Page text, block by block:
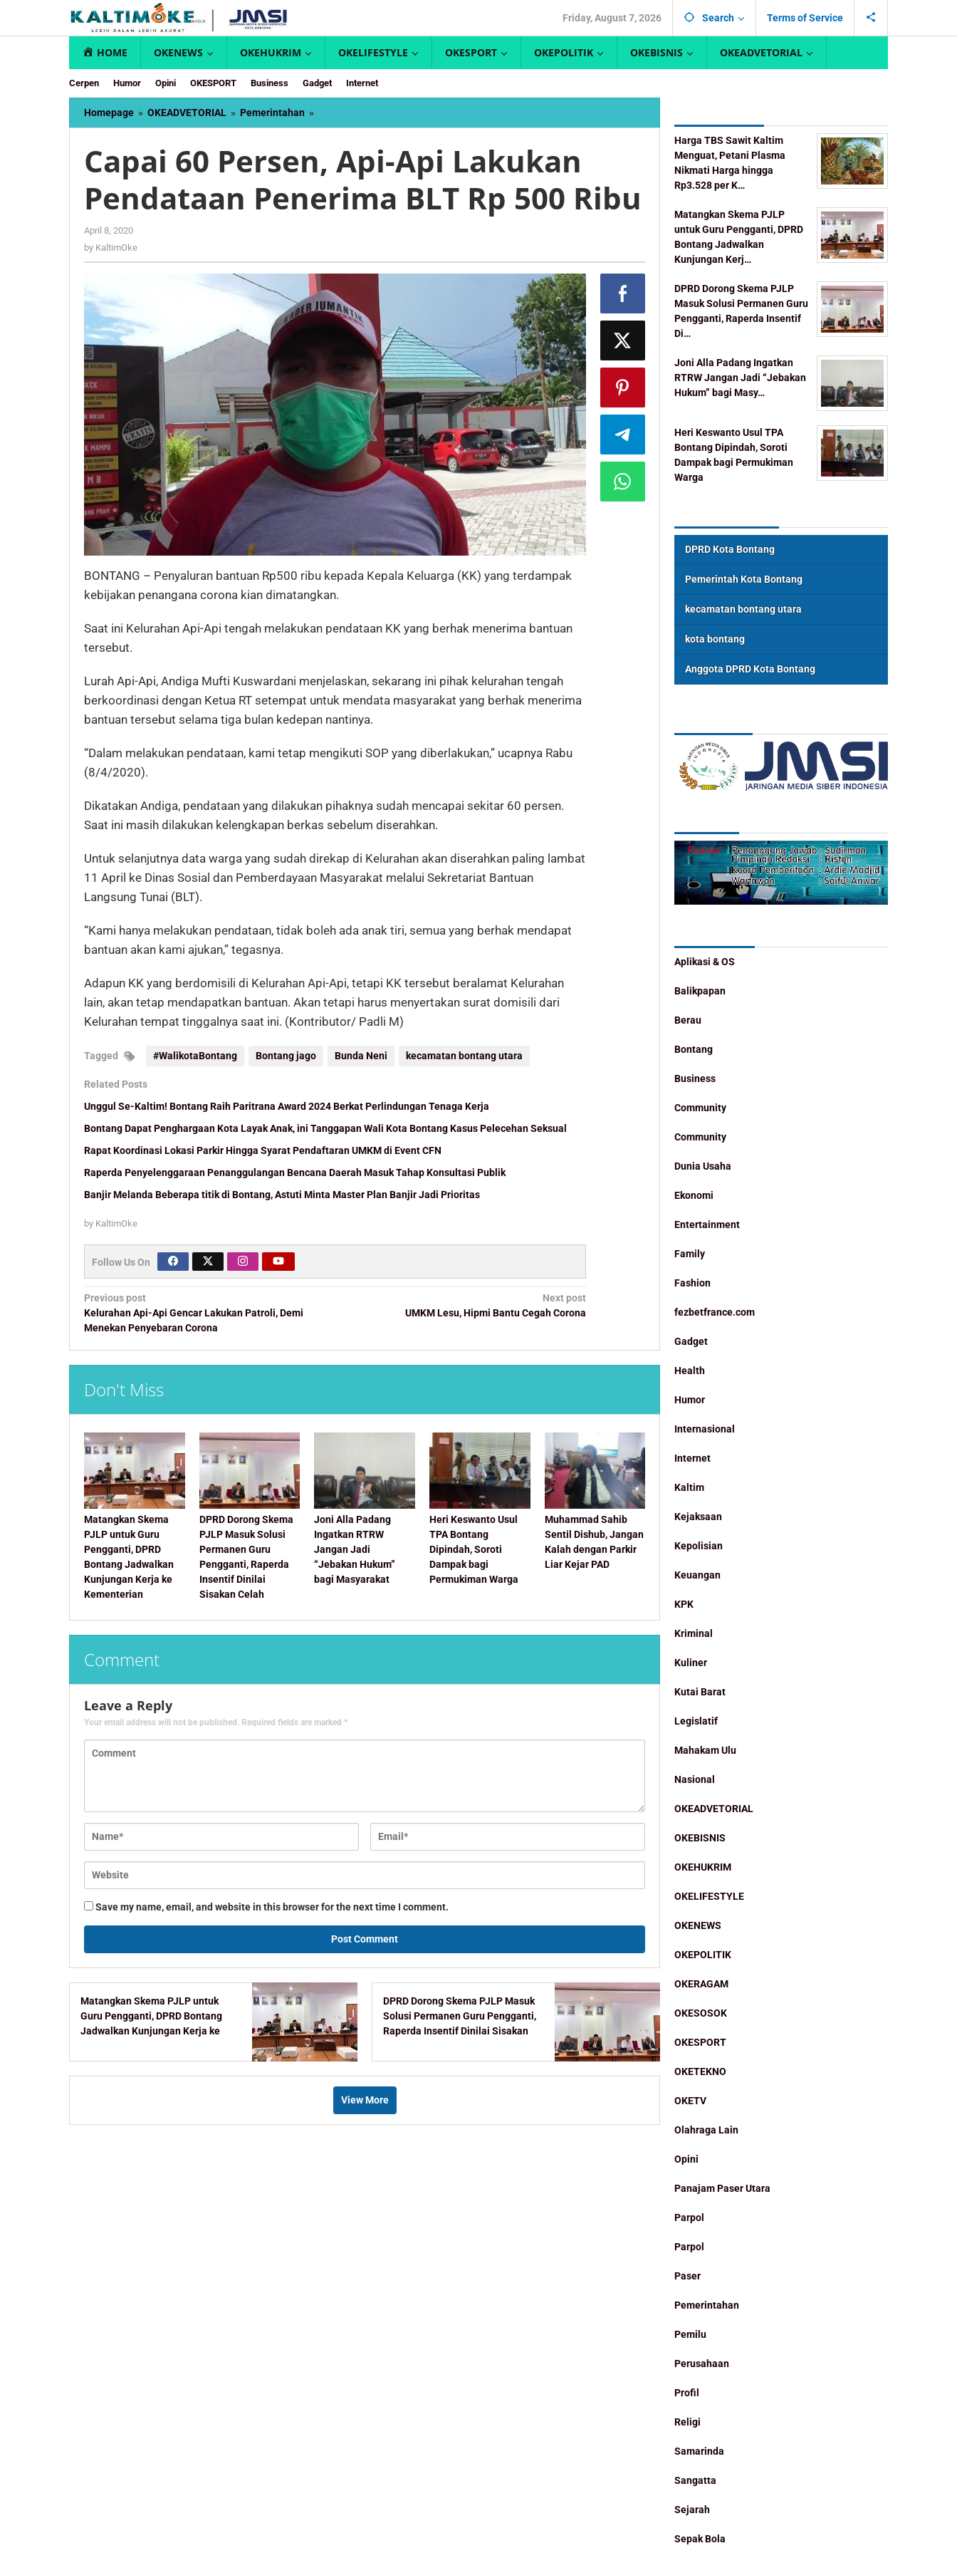
content
Friday, August 7, 2026 Search Terms of Service
HOME OKENEWS OKEHUKRIM OKELIFESTYLE OKESPORT OKEPOLITIK OKEBISNIS OKEADVETORIAL
Cerpen Humor Opini OKESPORT Business Gadget Internet
Homepage » OKEADVETORIAL » Pemerintahan »
60
Api-
Api
Lakukan
Pendataan
500
Ribu
Capai 60 Persen, Api-Api Lakukan
Pendataan Penerima BLT Rp 500 Ribu
April 8, 2020
by KaltimOke
BONTANG – Penyaluran bantuan Rp500 ribu kepada Kepala Keluarga (KK) yang terdampak
kebijakan penangana corona kian dimatangkan.
Saat ini Kelurahan Api-Api tengah melakukan pendataan KK yang berhak menerima bantuan
tersebut.
Lurah Api-Api, Andiga Mufti Kuswardani menjelaskan, sekarang ini pihak kelurahan tengah
berkoordinasi dengan Ketua RT setempat untuk mendata masyarakat yang berhak menerima
bantuan tersebut selama tiga bulan kedepan nantinya.
“Dalam melakukan pendataan, kami tetap mengikuti SOP yang diberlakukan,” ucapnya Rabu
(8/4/2020).
Dikatakan Andiga, pendataan yang dilakukan pihaknya sudah mencapai sekitar 60 persen.
Saat ini masih dilakukan kelengkapan berkas sebelum diserahkan.
Untuk selanjutnya data warga yang sudah direkap di Kelurahan akan diserahkan paling lambat
11 April ke Dinas Sosial dan Pemberdayaan Masyarakat melalui Sekretariat Bantuan
Langsung Tunai (BLT).
“Kami hanya melakukan pendataan, tidak boleh ada anak tiri, semua yang berhak mendapat
bantuan akan kami ajukan,” tegasnya.
Adapun KK yang berdomisili di Kelurahan Api-Api, tetapi KK tersebut beralamat Kelurahan
lain, akan tetap mendapatkan bantuan. Akan tetapi harus menyertakan surat domisili dari
Kelurahan tempat tinggalnya saat ini. (Kontributor/ Padli M)
Tagged #WalikotaBontang Bontang jago Bunda Neni kecamatan bontang utara
Related Posts
Unggul Se-Kaltim! Bontang Raih Paritrana Award 2024 Berkat Perlindungan Tenaga Kerja
Bontang Dapat Penghargaan Kota Layak Anak, ini Tanggapan Wali Kota Bontang Kasus Pelecehan Seksual
Rapat Koordinasi Lokasi Parkir Hingga Syarat Pendaftaran UMKM di Event CFN
Raperda Penyelenggaraan Penanggulangan Bencana Daerah Masuk Tahap Konsultasi Publik
Banjir Melanda Beberapa titik di Bontang, Astuti Minta Master Plan Banjir Jadi Prioritas
by KaltimOke
Follow Us On
Post
navigation
Previous post
Kelurahan Api-Api Gencar Lakukan Patroli, Demi
Menekan Penyebaran Corona
Next post
UMKM Lesu, Hipmi Bantu Cegah Corona
Don't Miss
Matangkan Skema
PJLP untuk Guru
Pengganti, DPRD
Bontang Jadwalkan
Kunjungan Kerja ke
Kementerian
DPRD Dorong Skema
PJLP Masuk Solusi
Permanen Guru
Pengganti, Raperda
Insentif Dinilai
Sisakan Celah
Joni Alla Padang
Ingatkan RTRW
Jangan Jadi
“Jebakan Hukum”
bagi Masyarakat
Heri Keswanto Usul
TPA Bontang
Dipindah, Soroti
Dampak bagi
Permukiman Warga
Muhammad Sahib
Sentil Dishub, Jangan
Kalah dengan Parkir
Liar Kejar PAD
Comment
Leave a Reply
Your email address will not be published. Required fields are marked *
Save my name, email, and website in this browser for the next time I comment.
Matangkan Skema PJLP untuk
Guru Pengganti, DPRD Bontang
Jadwalkan Kunjungan Kerja ke
DPRD Dorong Skema PJLP Masuk
Solusi Permanen Guru Pengganti,
Raperda Insentif Dinilai Sisakan
View More
Harga TBS Sawit Kaltim
Menguat, Petani Plasma
Nikmati Harga hingga
Rp3.528 per K…
Matangkan Skema PJLP
untuk Guru Pengganti, DPRD
Bontang Jadwalkan
Kunjungan Kerj…
DPRD Dorong Skema PJLP
Masuk Solusi Permanen Guru
Pengganti, Raperda Insentif
Di…
Joni Alla Padang Ingatkan
RTRW Jangan Jadi “Jebakan
Hukum” bagi Masy…
Heri Keswanto Usul TPA
Bontang Dipindah, Soroti
Dampak bagi Permukiman
Warga
DPRD Kota Bontang
Pemerintah Kota Bontang
kecamatan bontang utara
kota bontang
Anggota DPRD Kota Bontang
Aplikasi & OS
Balikpapan
Berau
Bontang
Business
Community
Community
Dunia Usaha
Ekonomi
Entertainment
Family
Fashion
fezbetfrance.com
Gadget
Health
Humor
Internasional
Internet
Kaltim
Kejaksaan
Kepolisian
Keuangan
KPK
Kriminal
Kuliner
Kutai Barat
Legislatif
Mahakam Ulu
Nasional
OKEADVETORIAL
OKEBISNIS
OKEHUKRIM
OKELIFESTYLE
OKENEWS
OKEPOLITIK
OKERAGAM
OKESOSOK
OKESPORT
OKETEKNO
OKETV
Olahraga Lain
Opini
Panajam Paser Utara
Parpol
Parpol
Paser
Pemerintahan
Pemilu
Perusahaan
Profil
Religi
Samarinda
Sangatta
Sejarah
Sepak Bola